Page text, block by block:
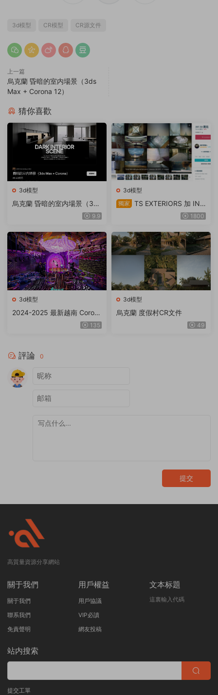
3d模型 CR模型 CR源文件
上一篇
烏克蘭 昏暗的室内場景（3ds
Max + Corona 12）
猜你喜歡
3d模型
烏克蘭 昏暗的室内場景（3ds
9.9
3d模型
獨家
TS EXTERIORS 加 INT
ERIORS 系列 30-OFF
1800
3d模型
2024-2025 最新越南 Corona
11-12.1系列空間文件 包含貼
135
3d模型
烏克蘭 度假村CR文件
49
評論 0
提交
高質量資源分享網站
關于我們
關于我們
聯系我們
免責聲明
用戶權益
用戶協議
VIP必讀
網友投稿
文本标題
這裏輸入代碼
站内搜索
提交工單